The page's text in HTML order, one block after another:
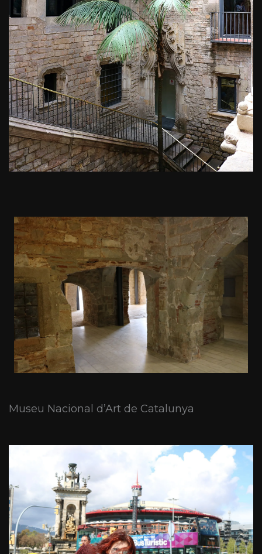
Museu Nacional d’Art de Catalunya